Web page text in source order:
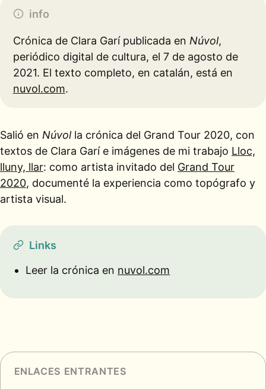
info
Crónica de Clara Garí publicada en Núvol,
periódico digital de cultura, el 7 de agosto de
2021. El texto completo, en catalán, está en
nuvol.com.
Salió en Núvolla crónica del Grand Tour 2020, con
textos de Clara Garí e imágenes de mi trabajo Lloc,
lluny, llar: como artista invitado del Grand Tour
2020, documenté la experiencia como topógrafo y
artista visual.
Links
Leer la crónica en nuvol.com
ENLACES ENTRANTES